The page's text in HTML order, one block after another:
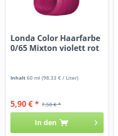
Londa Color Haarfarbe
0/65 Mixton violett rot
Inhalt60 ml(98,33 € / Liter)
7,50 € *
5,90 € *
In den